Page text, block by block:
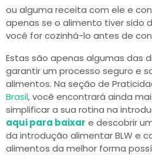
ou alguma receita com ele e
apenas se o alimento tiver sido
você for cozinhá-lo antes de
Estas são apenas algumas das
garantir um processo seguro e
alimentos. Na seção de
Brasil, você encontrará ainda
simplificar a sua rotina na
aqui para baixar e descobrir
da introdução alimentar BLW e
alimentos da melhor forma